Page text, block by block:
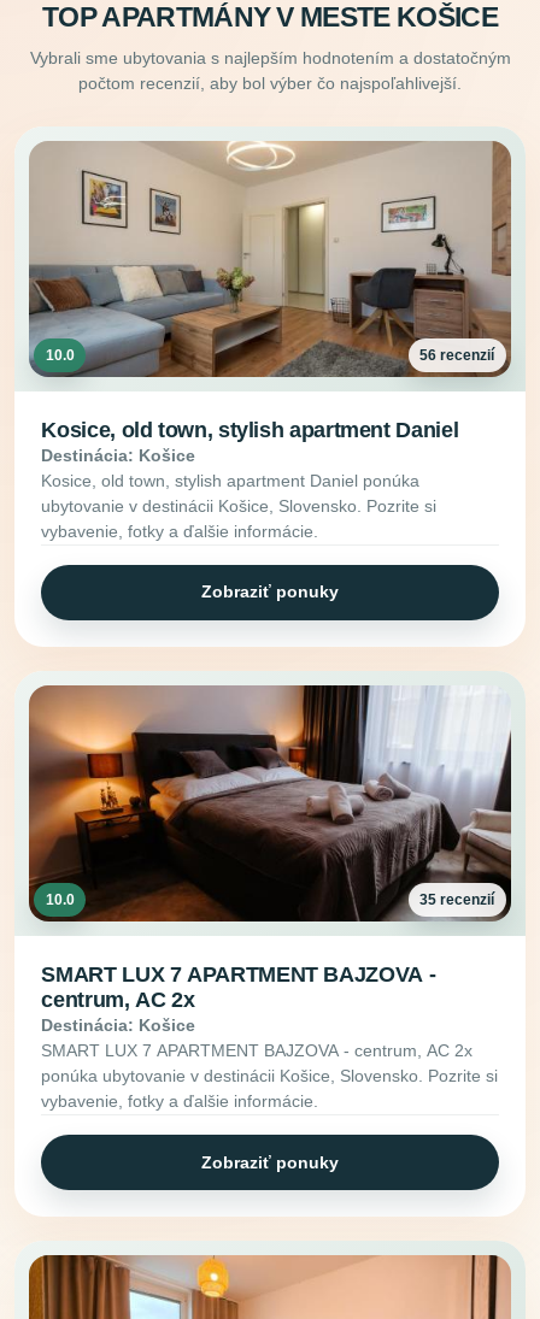
TOP APARTMÁNY V MESTE KOŠICE
Vybrali sme ubytovania s najlepším hodnotením a dostatočným
počtom recenzií, aby bol výber čo najspoľahlivejší.
10.0 56 recenzií
Kosice, old town, stylish apartment Daniel
Destinácia: Košice
Kosice, old town, stylish apartment Daniel ponúka
ubytovanie v destinácii Košice, Slovensko. Pozrite si
vybavenie, fotky a ďalšie informácie.
Zobraziť ponuky
10.0 35 recenzií
SMART LUX 7 APARTMENT BAJZOVA -
centrum, AC 2x
Destinácia: Košice
SMART LUX 7 APARTMENT BAJZOVA - centrum, AC 2x
ponúka ubytovanie v destinácii Košice, Slovensko. Pozrite si
vybavenie, fotky a ďalšie informácie.
Zobraziť ponuky